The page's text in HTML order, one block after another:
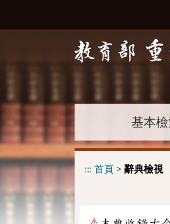
基本
::: 首頁 > 辭典檢視